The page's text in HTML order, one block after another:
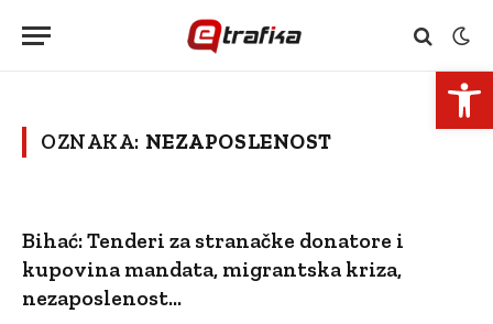
OZNAKA: NEZAPOSLENOST
Bihać: Tenderi za stranačke donatore i
kupovina mandata, migrantska kriza,
nezaposlenost…